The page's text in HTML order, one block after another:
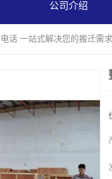
公司介绍
话 一站式解决您的搬迁需求